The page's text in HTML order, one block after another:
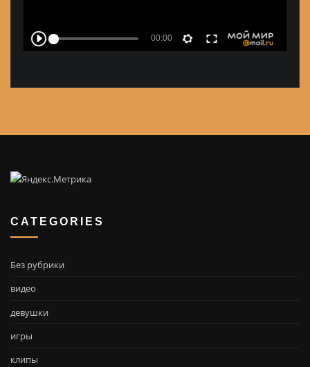
CATEGORIES
Без рубрики
видео
девушки
игры
клипы